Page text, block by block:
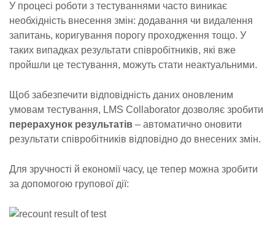
У процесі роботи з тестуваннями часто виникає
необхідність внесення змін: додавання чи видалення
запитань, коригування порогу проходження тощо. У
таких випадках результати співробітників, які вже
пройшли це тестування, можуть стати неактуальними.
Щоб забезпечити відповідність даних оновленим
умовам тестування, LMS Collaborator дозволяє зробити
перерахунок результатів – автоматично оновити
результати співробітників відповідно до внесених змін.
Для зручності й економії часу, це тепер можна зробити
за допомогою групової дії: